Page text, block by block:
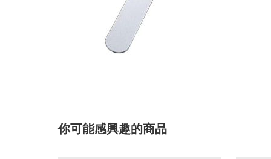
你可能感興趣的商品